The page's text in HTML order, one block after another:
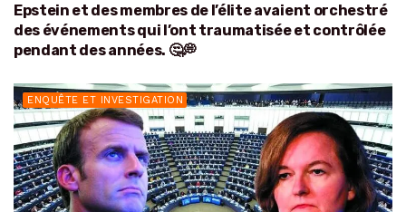
Epstein et des membres de l’élite avaient orchestré
des événements qui l’ont traumatisée et contrôlée
pendant des années. 🤔💭
ENQUÊTE ET INVESTIGATION